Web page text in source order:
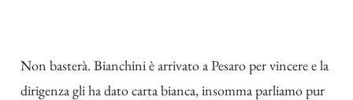
Non basterà. Bianchini è arrivato a Pesaro per vincere e la
dirigenza gli ha dato carta bianca, insomma parliamo pur